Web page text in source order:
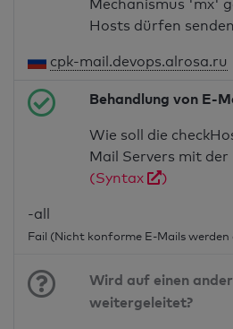
Mechanismus 'mx'
Hosts dürfen senden
cpk-mail.devops.alrosa.ru
Behandlung von E-
Wie soll die
Mail Servers mit
(Syntax
)
-all
Fail (Nicht konforme E-Mails werden
Wird auf einen
weitergeleitet?